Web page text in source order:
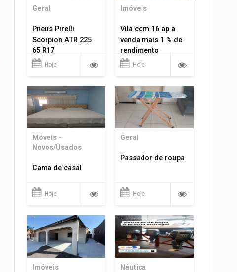
Geral
Pneus Pirelli
Scorpion ATR 225
65 R17
Hoje
Imóveis
Vila com 16 ap a
venda mais 1 % de
rendimento
Hoje
Móveis -
Novos/Usados
Cama de casal
Hoje
Geral
Passador de roupa
Hoje
Imóveis Náutica